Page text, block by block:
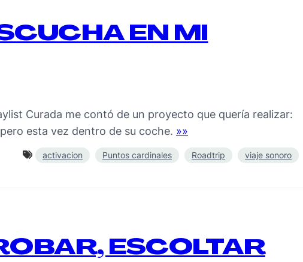
EN MI
Curada me contó de un proyecto que quería realizar:
esta vez dentro de su coche. »»
activacion Puntos cardinales Roadtrip viaje sonoro
ESCOLTAR